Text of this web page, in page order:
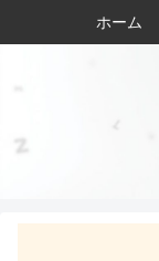
ホーム